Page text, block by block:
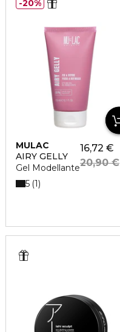
MULAC
AIRY GELLY
Gel Modellante
16,72 €
20,90 €
5 1
20%